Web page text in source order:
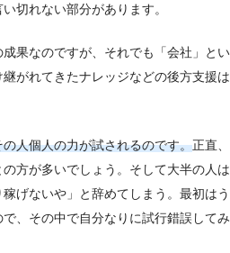
切れない部分があります。
果なのですが、それでも「会社」とい
がれてきたナレッジなどの後方支援は
人個人の力が試されるのです。正直、
方が多いでしょう。そして大半の人は
げないや」と辞めてしまう。最初はう
、その中で自分なりに試行錯誤してみ